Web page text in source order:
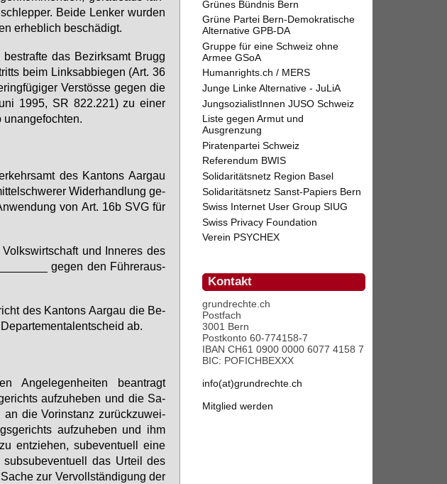
Bei­de Len­ker wur­den
er­heb­lich be­schä­digt.
das Be­zirks­amt Brugg
beim Links­ab­bie­gen (Art. 36
Ver­stös­se ge­gen die
1995, SR 822.221) zu ei­ner
un­an­ge­foch­ten.
des Kan­tons Aar­gau
Wi­der­hand­lung ge­
von Art. 16b SVG für
und In­ne­res des
ge­gen den Füh­rer­aus­
des Kan­tons Aar­gau die Be­
ab.
An­ge­le­gen­hei­ten be­an­tragt
auf­zu­he­ben und die Sa­
an die Vor­in­stanz zu­rück­zu­wei­
auf­zu­he­ben und ihm
ent­zie­hen, sub­even­tu­ell ei­ne
das Ur­teil des
zur Ver­voll­stän­di­gung der
Grünes Bündnis Bern
Grüne Partei Bern-Demokratische
Alternative GPB-DA
Gruppe für eine Schweiz ohne
Armee GSoA
Humanrights.ch / MERS
Junge Linke Alternative - JuLiA
JungsozialistInnen JUSO Schweiz
Liste gegen Armut und
Ausgrenzung
Piratenpartei Schweiz
Referendum BWIS
Solidaritätsnetz Region Basel
Solidaritätsnetz Sanst-Papiers Bern
Swiss Internet User Group SIUG
Swiss Privacy Foundation
Verein PSYCHEX
Kontakt
grundrechte.ch
Postfach
3001 Bern
Postkonto 60-774158-7
IBAN CH61 0900 0000 6077 4158 7
BIC: POFICHBEXXX
info(at)grundrechte.ch
Mitglied werden